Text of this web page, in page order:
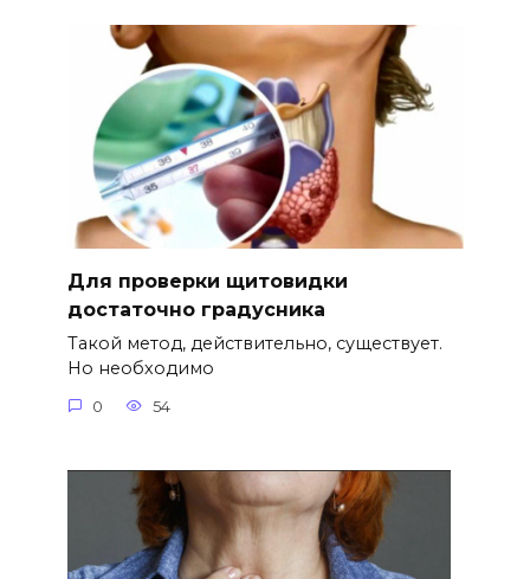
Для проверки щитовидки
достаточно градусника
Такой метод, действительно, существует.
Но необходимо
0 54